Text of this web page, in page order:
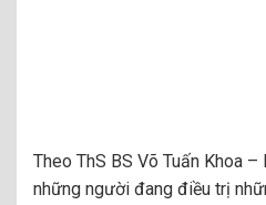
Theo ThS BS Võ Tuấn Khoa
những người đang điều trị